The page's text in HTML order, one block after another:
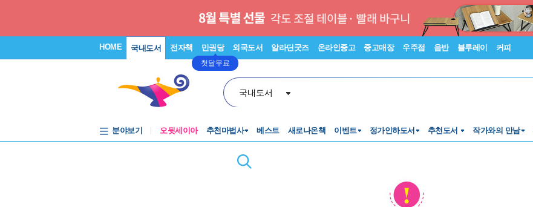
HOME 국내도서 전자책 만권당
첫달무료
외국도서 알라딘굿즈 온라인중고 중고매장 우주점 음반 블루레이 커피
국내도서
분야보기 오뒷세이아 추천마법사 베스트 새로나온책 이벤트 정가인하도서 추천도서 작가와의 만남